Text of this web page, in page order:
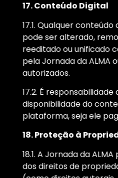
17. Conteúdo Digital
17.1. Qualquer
pode ser alterado,
reeditado ou unificado
pela Jornada da ALMA
autorizados.
17.2. É
disponibilidade do
plataforma, seja ele
18. Proteção à
18.1. A Jornada da
dos direitos de